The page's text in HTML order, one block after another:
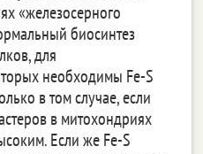
«железосерного
биосинтез
для
необходимы Fe-S
в том случае, если
в митохондриях
Если же Fe-S